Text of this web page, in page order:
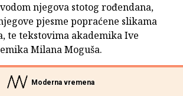
njegova stotog rođendana,
pjesme popraćene slikama
te tekstovima akademika Ive
Milana Moguša.
Moderna vremena